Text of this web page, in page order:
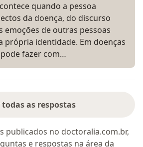
quando a pessoa
da doença, do discurso
emoções de outras pessoas
própria identidade. Em doenças
fazer com…
todas as respostas
publicados no doctoralia.com.br,
e respostas na área da